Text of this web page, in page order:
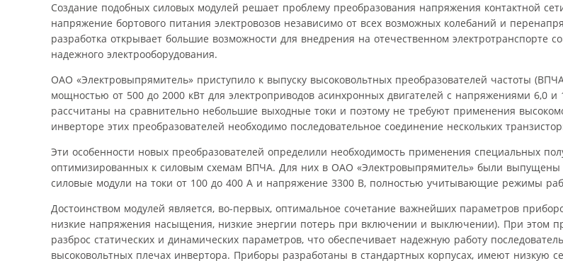
Создание подобных силовых модулей решает проблему преобразования напряжения контактной
напряжение бортового питания электровозов независимо от всех возможных колебаний и
разработка открывает большие возможности для внедрения на отечественном электротранспорте
надежного электрооборудования.
ОАО «Электровыпрямитель» приступило к выпуску высоковольтных преобразователей частоты
мощностью от 500 до 2000 кВт для электроприводов асинхронных двигателей с напряжениями 6,0 и
рассчитаны на сравнительно небольшие выходные токи и поэтому не требуют применения
инверторе этих преобразователей необходимо последовательное соединение нескольких
Эти особенности новых преобразователей определили необходимость применения специальных
оптимизированных к силовым схемам ВПЧА. Для них в ОАО «Электровыпрямитель» были выпущены
силовые модули на токи от 100 до 400 А и напряжение 3300 В, полностью учитывающие режимы
Достоинством модулей является, во-первых, оптимальное сочетание важнейших параметров
низкие напряжения насыщения, низкие энергии потерь при включении и выключении). При этом
разброс статических и динамических параметров, что обеспечивает надежную работу
высоковольтных плечах инвертора. Приборы разработаны в стандартных корпусах, имеют низкую